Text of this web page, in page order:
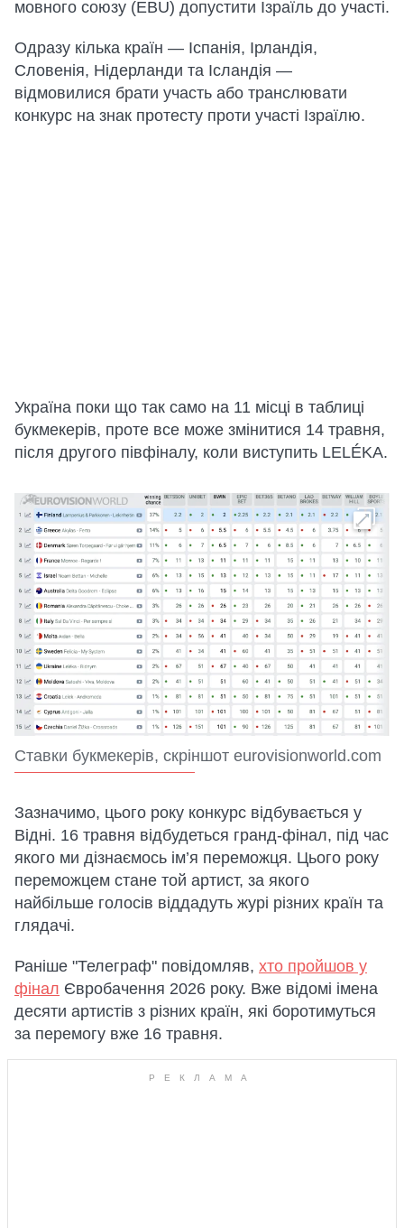
мовного союзу (EBU) допустити Ізраїль до участі.
Одразу кілька країн — Іспанія, Ірландія,
Словенія, Нідерланди та Ісландія —
відмовилися брати участь або транслювати
конкурс на знак протесту проти участі Ізраїлю.
Україна поки що так само на 11 місці в таблиці
букмекерів, проте все може змінитися 14 травня,
після другого півфіналу, коли виступить LELÉKA.
Ставки букмекерів, скріншот eurovisionworld.com
Зазначимо, цього року конкурс відбувається у
Відні. 16 травня відбудеться гранд-фінал, під час
якого ми дізнаємось ім’я переможця. Цього року
переможцем стане той артист, за якого
найбільше голосів віддадуть журі різних країн та
глядачі.
Раніше "Телеграф" повідомляв, хто пройшов у
фінал Євробачення 2026 року. Вже відомі імена
десяти артистів з різних країн, які боротимуться
за перемогу вже 16 травня.